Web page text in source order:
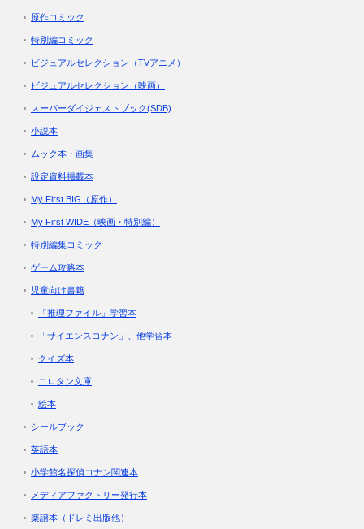
原作コミック
特別編コミック
ビジュアルセレクション（TVアニメ）
ビジュアルセレクション（映画）
スーパーダイジェストブック(SDB)
小説本
ムック本・画集
設定資料掲載本
My First BIG（原作）
My First WIDE（映画・特別編）
特別編集コミック
ゲーム攻略本
児童向け書籍
「推理ファイル」学習本
「サイエンスコナン」、他学習本
クイズ本
コロタン文庫
絵本
シールブック
英語本
小学館名探偵コナン関連本
メディアファクトリー発行本
楽譜本（ドレミ出版他）